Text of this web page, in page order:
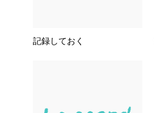
記録しておく